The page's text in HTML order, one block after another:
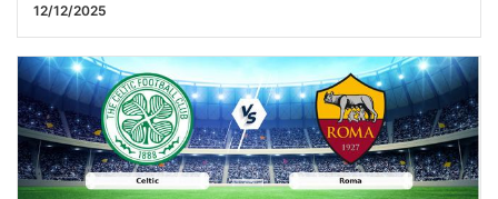
12/12/2025